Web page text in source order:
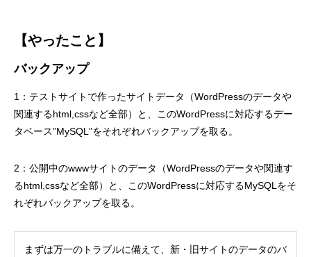
【やったこと】
バックアップ
1：テストサイトで作ったサイトデータ（WordPressのデータや
関連するhtml,cssなど全部）と、このWordPressに対応するデー
タベース”MySQL”をそれぞれバックアップを取る。
2：公開中のwwwサイトのデータ（WordPressのデータや関連す
るhtml,cssなど全部）と、このWordPressに対応するMySQLをそ
れぞれバックアップを取る。
まずは万一のトラブルに備えて、新・旧サイトのデータのバ